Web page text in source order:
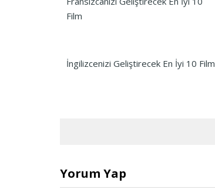
Film
İngilizcenizi Geliştirecek En İyi 10 Film
Yorum Yap